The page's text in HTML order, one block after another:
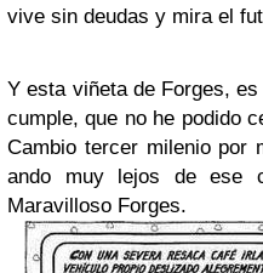
vive sin deudas y mira el
Y esta viñeta de Forges,
cumple, que no he podido
Cambio tercer milenio por
ando muy lejos de ese
Maravilloso Forges.